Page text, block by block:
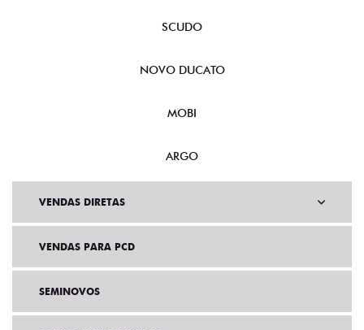
SCUDO
NOVO DUCATO
MOBI
ARGO
VENDAS DIRETAS
VENDAS PARA PCD
SEMINOVOS